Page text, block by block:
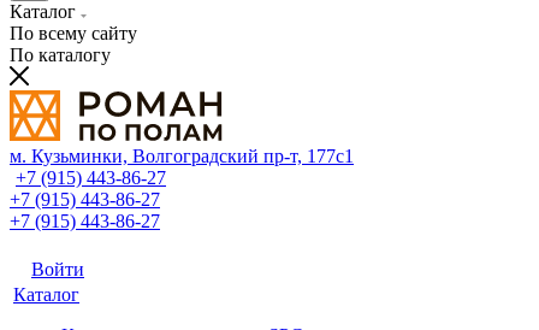
Каталог
По всему сайту
По каталогу
м. Кузьминки, Волгоградский пр‑т, 177с1
+7 (915) 443-86-27
+7 (915) 443-86-27
+7 (915) 443-86-27
Войти
Каталог